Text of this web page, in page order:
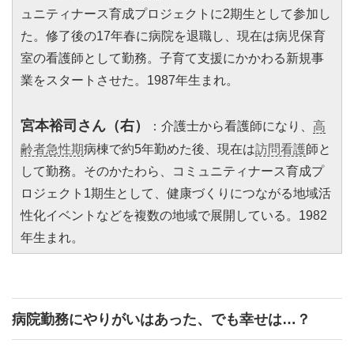
ュニティナース育成プロジェクトに2期生として参加し
た。修了後の17年春に病院を退職し、現在は病児保育
室の看護師として勤務。子育て支援にかかわる新規事
業をスタートさせた。1987年生まれ。
宮本裕司さん（右） ：介護士から看護師になり、 高
齢者急性期病棟で約5年勤めた後、現在は訪問看護師と
して勤務。そのかたわら、コミュニティナース育成プ
ロジェクト1期生として、健康づくりにつながる地域活
性化イベントなどを複数の地域で展開している。1982
年生まれ。
病院勤務にやりがいはあった、でも幸せは…？